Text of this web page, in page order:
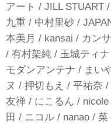
アート / JILL STUART
九重 / 中村里砂 /
本美月 / kansai / カン
/ 有村架純 / 玉城ティ
モダンアンテナ / まい
ヌ / 押切もえ / 平祐奈
友禅 / にこるん /
田 / ニコル / nanao /